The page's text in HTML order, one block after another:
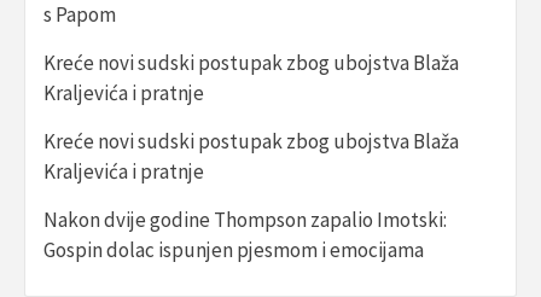
s Papom
Kreće novi sudski postupak zbog ubojstva Blaža
Kraljevića i pratnje
Kreće novi sudski postupak zbog ubojstva Blaža
Kraljevića i pratnje
Nakon dvije godine Thompson zapalio Imotski:
Gospin dolac ispunjen pjesmom i emocijama